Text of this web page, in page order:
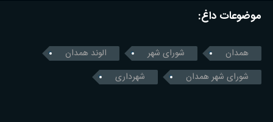
موضوعات داغ:
همدان شورای شهر
الوند همدان
شورای شهر همدان
شهرداری